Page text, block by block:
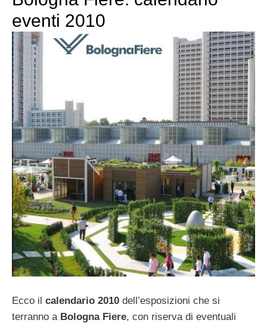
eventi 2010
Ecco il calendario 2010 dell’esposizioni che si
terranno a Bologna Fiere, con riserva di eventuali